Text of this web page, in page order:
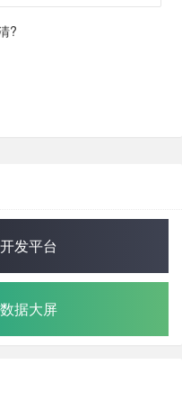
?
发平台
据大屏